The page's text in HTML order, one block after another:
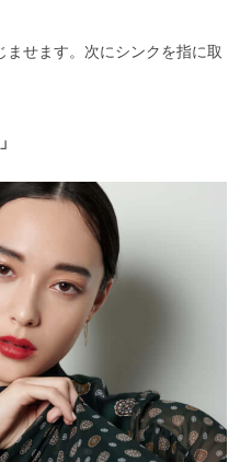
せます。次にシンクを指に取